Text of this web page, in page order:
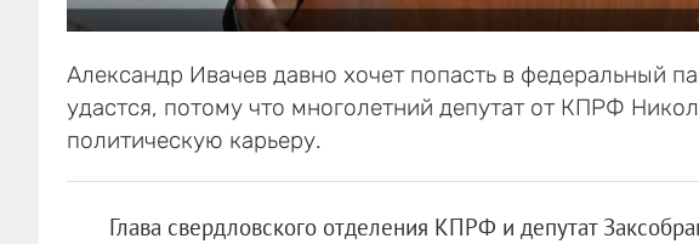
Александр Ивачев давно хочет попасть в федеральный
удастся, потому что многолетний депутат от КПРФ
политическую карьеру.
Глава свердловского отделения КПРФ и депутат